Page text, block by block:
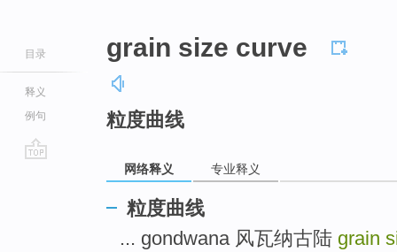
目录
释义
例句
grain size curve
粒度曲线
网络释义 专业释义
粒度曲线
... gondwana 风瓦纳古陆 grain